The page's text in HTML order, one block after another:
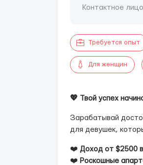
Контактное
Требуется опыт
Для женщин
💖 Твой успех
Зарабатывай
для девушек,
❤️ Доход от $2500
❤️ Роскошные